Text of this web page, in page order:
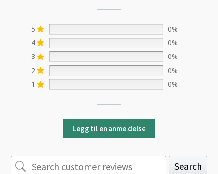
5
0%
4
0%
3
0%
2
0%
1
0%
Legg til en anmeldelse
Search